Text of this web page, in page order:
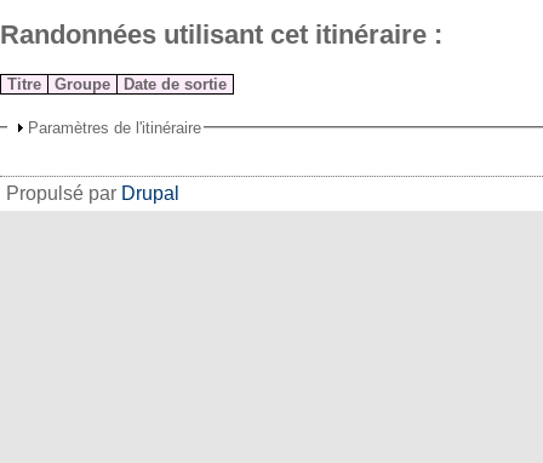
Randonnées utilisant cet itinéraire :
Titre Groupe Date de sortie
Paramètres de l'itinéraire
Propulsé par Drupal